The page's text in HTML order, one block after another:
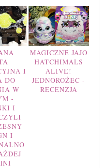
I
DO
W
-
I
I
MAGICZNE JAJO
HATCHIMALS
ALIVE!
JEDNOROŻEC -
RECENZJA